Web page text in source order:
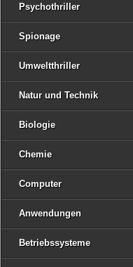
Psychothriller
Spionage
Umweltthriller
Natur und Technik
Biologie
Chemie
Computer
Anwendungen
Betriebssysteme